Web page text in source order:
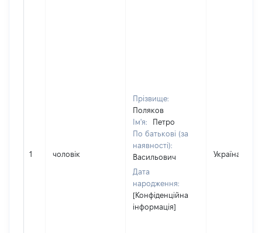
1 чоловік
Прізвище:
Поляков
Ім'я:
Петро
По батькові (за
наявності):
Васильович
Дата
народження:
[Конфіденційна
інформація]
Україна